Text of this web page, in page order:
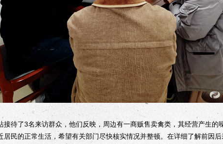
待了3名来访群众，他们反映，周边有一商贩售卖禽类，其经营产生的
居民的正常生活，希望有关部门尽快核实情况并整顿。在详细了解前因